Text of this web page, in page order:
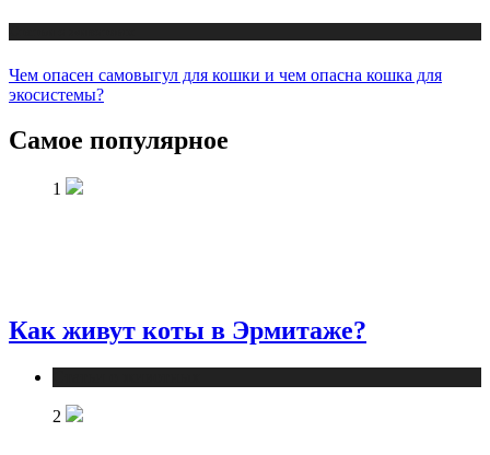
Чем опасен самовыгул для кошки и чем опасна кошка для
экосистемы?
Самое популярное
1
Как живут коты в Эрмитаже?
2